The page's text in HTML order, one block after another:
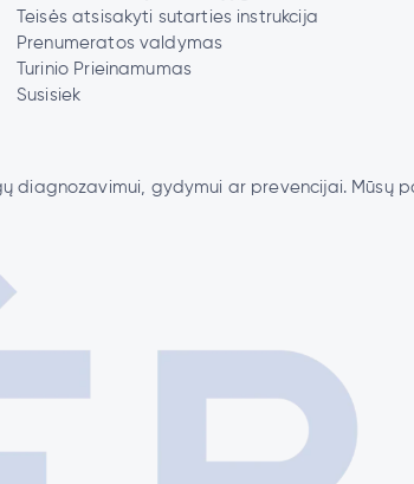
Teisės atsisakyti sutarties instrukcija
Prenumeratos valdymas
Turinio Prieinamumas
Susisiek
diagnozavimui, gydymui ar prevencijai. Mūsų